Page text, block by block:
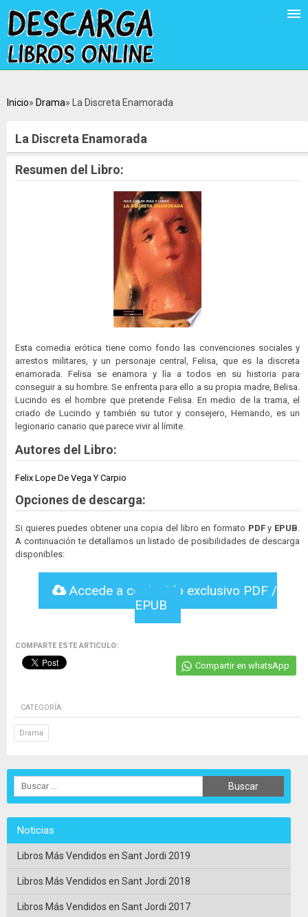
Inicio Drama La Discreta Enamorada
La Discreta Enamorada
Resumen del Libro:
Esta comedia erótica tiene como fondo las convenciones sociales y
arrestos militares, y un personaje central, Felisa, que es la discreta
enamorada. Felisa se enamora y lía a todos en su historia para
conseguir a su hombre. Se enfrenta para ello a su propia madre, Belisa.
Lucindo es el hombre que pretende Felisa. En medio de la trama, el
criado de Lucindo y también su tutor y consejero, Hernando, es un
legionario canario que parece vivir al límite.
Autores del Libro:
Felix Lope De Vega Y Carpio
Opciones de descarga:
Si quieres puedes obtener una copia del libro en formato PDFy EPUB
A continuación te detallamos un listado de posibilidades de descarga
disponibles:
Accede a contenido exclusivo PDF /
EPUB
COMPARTE ESTE ARTICULO:
Compartir en whatsApp
CATEGORÍA:
Drama
Noticias
Libros Más Vendidos en Sant Jordi 2019
Libros Más Vendidos en Sant Jordi 2018
Libros Más Vendidos en Sant Jordi 2017